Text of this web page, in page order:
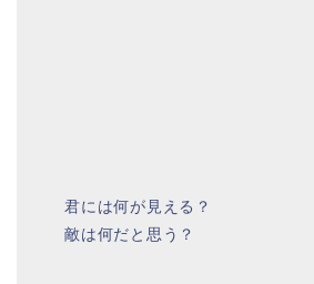
君には何が見える？
敵は何だと思う？